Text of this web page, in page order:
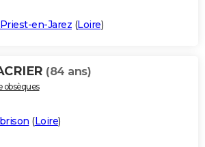
en-Jarez (Loire)
(84 ans)
obsèques
(Loire)